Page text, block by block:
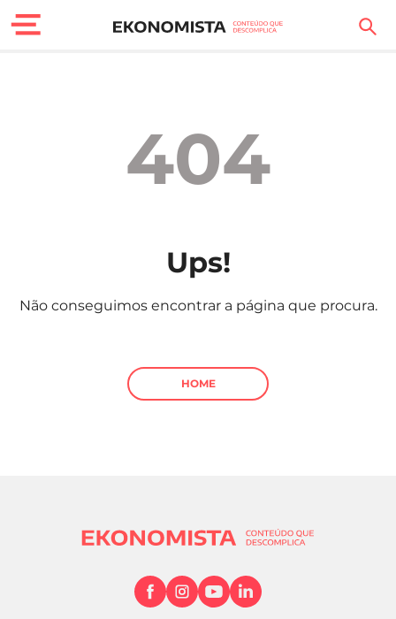
Carreira
Sociedade
Negócios
404
Ups!
Não conseguimos encontrar a página que procura.
HOME